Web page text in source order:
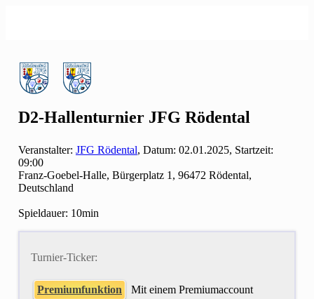
D2-Hallenturnier JFG Rödental
Veranstalter: JFG Rödental, Datum: 02.01.2025, Startzeit:
09:00
Franz-Goebel-Halle, Bürgerplatz 1, 96472 Rödental,
Deutschland
Spieldauer: 10min
Turnier-Ticker:
Premiumfunktion
Mit einem Premiumaccount